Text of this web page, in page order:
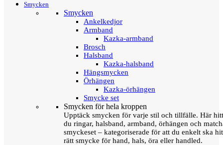
Smycken
Smycken
Ankelkedjor
Armband
Kazka-armband
Brosch
Halsband
Kazka-halsband
Hängsmycken
Örhängen
Kazka-örhängen
Smycke set
Smycken för hela kroppen
Upptäck smycken för varje stil och tillfälle. Här
du ringar, halsband, armband, örhängen och
smyckeset – kategoriserade för att du enkelt ska
rätt smycke för hand, hals, öra eller handled.